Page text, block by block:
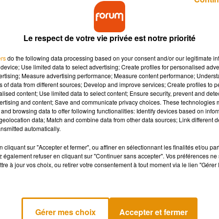
tourné au drame. Alors qu'ils étaient en plein
sont tombés de 3,50 mètres. Le pronostic
grave et inquiétante
"Les victimes se livrent à des ébats sexuels sur le balcon, à
le journal localNice-Matin. En plein ébat sexuel, tant
mètres. En état critique, on ne sait comment les urgences
à l'hôpital Pasteur 2 de Nice. La femme, une
ne pouvons pas en dire autant pour son compagnon, un
entre la vie et la mort.
Le respect de votre vie privée est notre priorité
do the following data processing based on your consent and/or our legitimate
Use limited data to select advertising; Create profiles for personalised
Measure advertising performance; Measure content performance;
of data from different sources; Develop and improve services; Create profiles to
content; Use limited data to select content; Ensure security, prevent and
and content; Save and communicate privacy choices. These technologies
browsing data to offer following functionalities: Identify devices based on
data; Match and combine data from other data sources; Link different
automatically.
cliquant sur "Accepter et fermer", ou affiner en sélectionnant les finalités et/ou
également refuser en cliquant sur "Continuer sans accepter". Vos préférences
à jour vos choix, ou retirer votre consentement à tout moment via le lien
Gérer mes choix Accepter et fermer